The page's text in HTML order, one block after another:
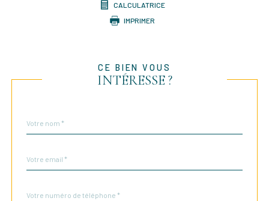
CALCULATRICE
IMPRIMER
CE BIEN VOUS
INTÉRESSE ?
par
*
*
*